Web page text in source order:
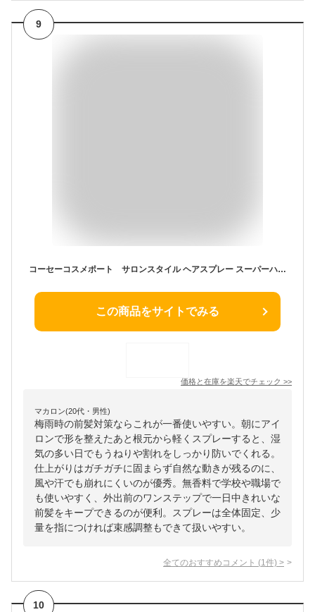
9
コーセーコスメポート サロンスタイル ヘアスプレー スーパーハード 330g
この商品をサイトでみる
価格と在庫を楽天でチェック >>
マカロン(20代・男性)
梅雨時の前髪対策ならこれが一番使いやすい。朝にアイ
ロンで形を整えたあと根元から軽くスプレーすると、湿
気の多い日でもうねりや割れをしっかり防いでくれる。
仕上がりはガチガチに固まらず自然な動きが残るのに、
風や汗でも崩れにくいのが優秀。無香料で学校や職場で
も使いやすく、外出前のワンステップで一日中きれいな
前髪をキープできるのが便利。スプレーは全体固定、少
量を指につければ束感調整もできて扱いやすい。
全てのおすすめコメント (1 件) >
10